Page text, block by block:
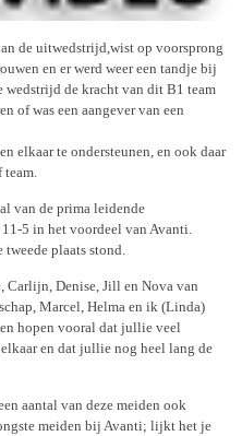
de uitwedstrijd,wist op voorsprong
en er werd weer een tandje bij
wedstrijd de kracht van dit B1 team
of was een aangever van een
elkaar te ondersteunen, en ook daar
van de prima leidende
5 in het voordeel van Avanti.
plaats stond.
Carlijn, Denise, Jill en Nova van
Marcel, Helma en ik (Linda)
hopen vooral dat jullie veel
en dat jullie nog heel lang de
aantal van deze meiden ook
meiden bij Avanti; lijkt het je